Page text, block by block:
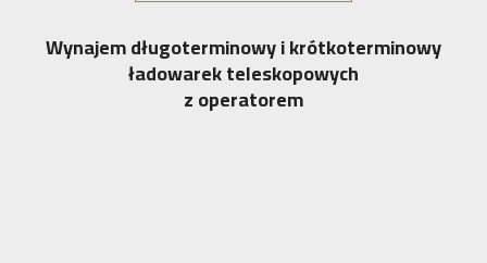
Wynajem długoterminowy i krótkoterminowy
ładowarek teleskopowych
z operatorem